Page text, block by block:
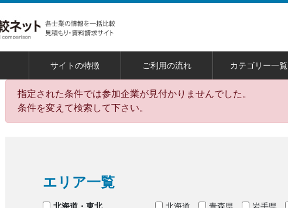
サイトの特徴 ご利用の流れ カテゴリー一覧
指定された条件では参加企業が見付かりませんでした。
条件を変えて検索して下さい。
エリア一覧